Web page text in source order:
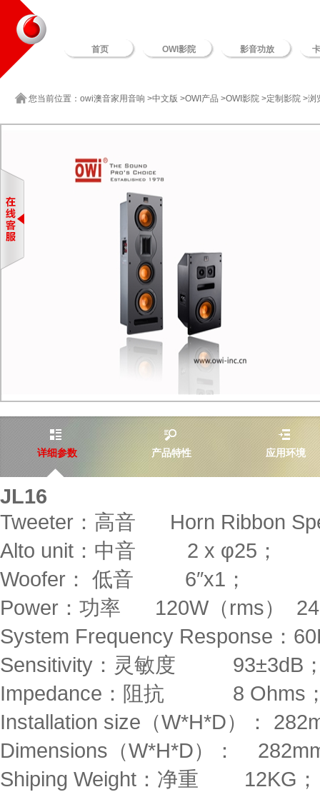
首页 OWI影院 影音功放
您当前位置： owi澳音家用音响 >中文版 >OWI产品 >OWI影院 >定制影院 >浏
详细参数 产品特性 应用环境
JL16
Tweeter：高音 Horn Ribbon
Alto unit：中音 2 x φ25；
Woofer： 低音 6″x1；
Power：功率 120W（rms）
System Frequency Response：
Sensitivity：灵敏度 93±3dB
Impedance：阻抗 8 Ohms
Installation size（W*H*D）：
Dimensions（W*H*D）：
Shiping Weight：净重 12KG；